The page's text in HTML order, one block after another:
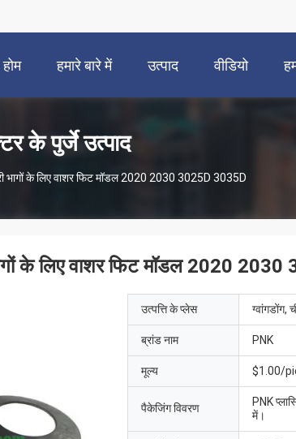
होम हमारे बारे में उत्पाद वीडियो
के पुर्जे उत्पाद
भागों के लिए वाशर फिट मॉडल 2020 2030 3025D 3035D
के लिए वाशर फिट मॉडल 2020
उत्पत्ति के प्लेस ग्वांगडोंग,
ब्रांड नाम PNK
मूल्य $1.00/
पैकेजिंग विवरण
PNK
में।